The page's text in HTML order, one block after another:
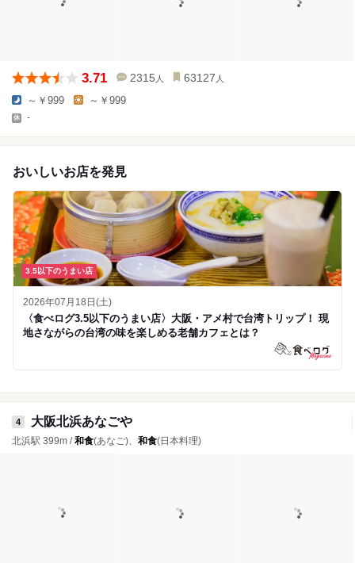
3.71 2315 人 63127 人
～￥999 ～￥999
-
おいしいお店を発見
3.5以下のうまい店
2026年07月18日(土)
〈食べログ3.5以下のうまい店〉大阪・アメ村で台湾トリップ！ 現
地さながらの台湾の味を楽しめる老舗カフェとは？
4 大阪北浜あなごや
北浜駅 399m /和食(あなご)、 和食(日本料理)